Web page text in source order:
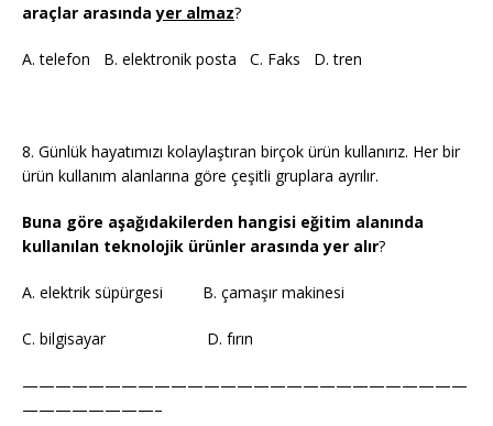
araçlar arasındayer almaz?
A. telefon B. elektronik posta C. Faks D. tren
8. Günlük hayatımızı kolaylaştıran birçok ürün kullanırız. Her bir
ürün kullanım alanlarına göre çeşitli gruplara ayrılır.
Buna göre aşağıdakilerden hangisi eğitim alanında
kullanılan teknolojik ürünler arasında yer alır?
A. elektrik süpürgesi B. çamaşır makinesi
C. bilgisayar D. fırın
———————————————————————————
————————–